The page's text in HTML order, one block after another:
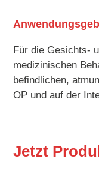
Für die Gesichts-
medizinischen
befindlichen,
OP und auf der
Jetzt